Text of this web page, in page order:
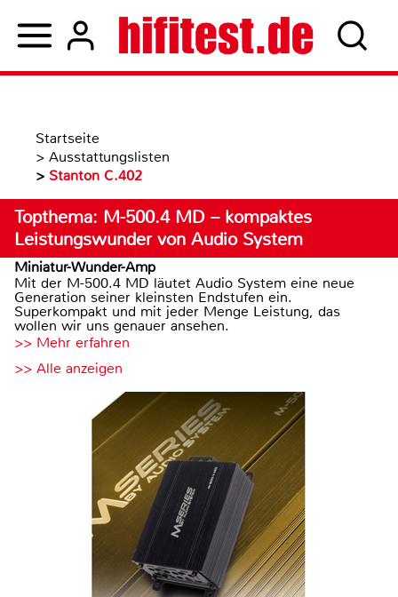
Startseite
> Ausstattungslisten
> Stanton C.402
Topthema: M-500.4 MD – kompaktes
Leistungswunder von Audio System
Miniatur-Wunder-Amp
Mit der M-500.4 MD läutet Audio System eine neue
Generation seiner kleinsten Endstufen ein.
Superkompakt und mit jeder Menge Leistung, das
wollen wir uns genauer ansehen.
>> Mehr erfahren
>> Alle anzeigen